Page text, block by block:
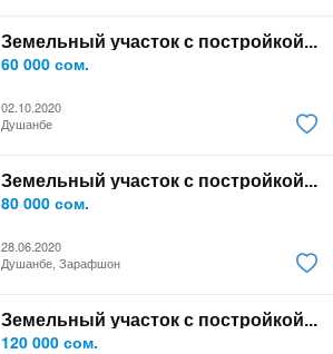
Земельный участок с постройкой...
60 000 сом.
02.10.2020
Душанбе
Земельный участок с постройкой...
80 000 сом.
28.06.2020
Душанбе, Зарафшон
Земельный участок с постройкой...
120 000 сом.